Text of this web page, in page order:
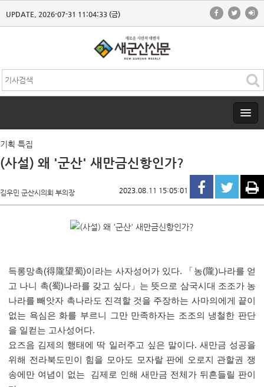
UPDATE. 2026-07-31 11:04:33 (금)
기획 특집
(사설) 왜 '군산' 새만금신항인가?
김우민 군산시의회 부의장 2023.08.11 15:05:01
득롱망촉(得隴望蜀)이라는 사자성어가 있다. 「농(隴)나라를 얻
고 나니 촉(蜀)나라를 갖고 싶다」는 뜻으로 삼국시대 조조가 농
나라를 빼앗자 촉나라도 진격할 것을 주장하는 사마의에게 끝이
없는 욕심은 화를 부르니 그만 만족하자는 조조의 냉철한 판단
을 일컫는 고사성어다.
요즈음 김제의 행태에 딱 일러주고 싶은 말이다. 새만금 성공을
위해 전라북도민이 힘을 모아도 모자랄 판에 오로지 관할권 쟁
송에만 여념이 없는 김제로 인해 새만금 전체가 뒤흔들릴 판이